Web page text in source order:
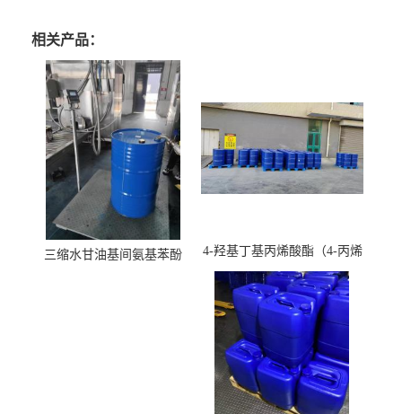
相关产品：
三缩水甘油基间氨基苯酚
4-羟基丁基丙烯酸酯（4-丙烯
酸羟丁酯）